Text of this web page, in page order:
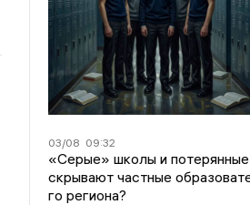
03/08 09:32
«Серые» школы и потерянные
скрывают частные
го региона?